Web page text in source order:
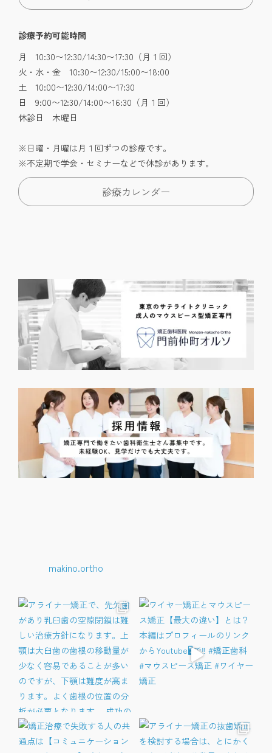
診療予約可能時間
月 10:30〜12:30/14:30〜17:30（月１回）
火・水・金 10:30〜12:30/15:00〜18:00
土 10:00〜12:30/14:00〜17:30
日 9:00〜12:30/14:00〜16:30（月１回）
休診日 木曜日
※日曜・月曜は月１回ずつの診療です。
※不定期で学会・セミナーなどで休診があります。
診療カレンダー
makino.ortho